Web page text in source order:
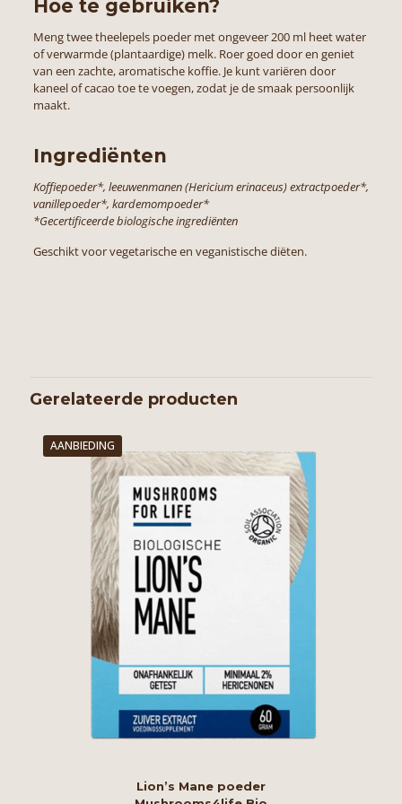
Hoe te gebruiken?
Meng twee theelepels poeder met ongeveer 200 ml heet water
of verwarmde (plantaardige) melk. Roer goed door en geniet
van een zachte, aromatische koffie. Je kunt variëren door
kaneel of cacao toe te voegen, zodat je de smaak persoonlijk
maakt.
Ingrediënten
Koffiepoeder*, leeuwenmanen (Hericium erinaceus) extractpoeder*,
vanillepoeder*, kardemompoeder*
*Gecertificeerde biologische ingrediënten
Geschikt voor vegetarische en veganistische diëten.
Gerelateerde producten
AANBIEDING
Lion’s Mane poeder